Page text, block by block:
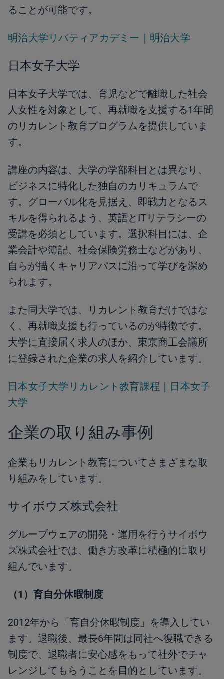
ることが可能です。
明治大学リバティアカデミー｜明治大学
日本女子大学
日本女子大学では、育児などで離職した社会
人女性を対象として、再就職を支援する1年間
のリカレント教育プログラムを提供していま
す。
講座の内容は、大学の学部科目とは異なり、
ビジネスに特化した独自のカリキュラムで
す。グローバル化を見据え、即戦力となるス
キルを得られるよう、英語とITリテラシーの
受講を必須としています。選択科目には、企
業会計や簿記、社会保険労務士などがあり、
自らが描くキャリアパスに沿って学びを深め
られます。
また同大学では、リカレント教育だけではな
く、再就職支援も行っているのが特徴です。
大学に直接届く求人のほか、東京商工会議所
に登録された企業の求人を紹介しています。
日本女子大学リカレント教育課程｜日本女子
大学
企業の取り組み事例
企業もリカレント教育についてさまざまな取
り組みをしています。
サイボウズ株式会社
グループウェアの開発・運用を行うサイボウ
ズ株式会社では、働き方改革に積極的に取り
組んでいます。
（1）育自分休暇制度
2012年から「育自分休暇制度」を導入してい
ます。退職後、最長6年間は同社へ復職できる
制度で、退職者に安心感をもって社外でチャ
レンジしてもらうことを目的としています。